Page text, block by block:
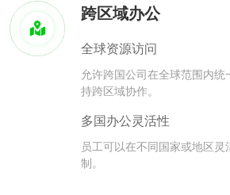
跨区域办公
全球资源访问
允许跨国公司在全球范围内
持跨区域协作。
多国办公灵活性
员工可以在不同国家或地区
制。